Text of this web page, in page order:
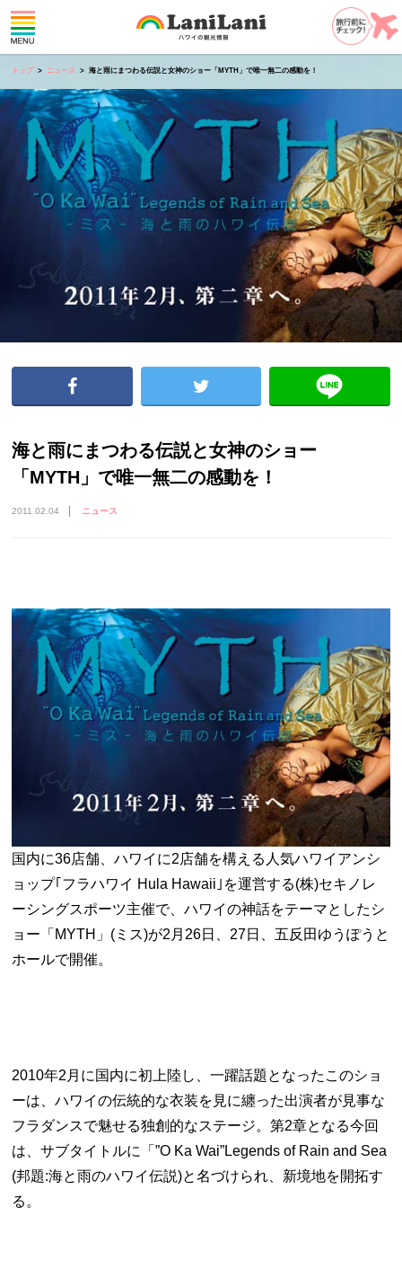
トップ ニュース 海と雨にまつわる伝説と女神のショー「MYTH」で唯一無二の感動を！
海と雨にまつわる伝説と女神のショー
「MYTH」で唯一無二の感動を！
2011.02.04 ニュース
国内に36店舗、ハワイに2店舗を構える人気ハワイアンシ
ョップ｢フラハワイ Hula Hawaii｣を運営する(株)セキノレ
ーシングスポーツ主催で、ハワイの神話をテーマとしたシ
ョー「MYTH」(ミス)が2月26日、27日、五反田ゆうぽうと
ホールで開催。
2010年2月に国内に初上陸し、一躍話題となったこのショ
ーは、ハワイの伝統的な衣装を見に纏った出演者が見事な
フラダンスで魅せる独創的なステージ。第2章となる今回
は、サブタイトルに「”O Ka Wai”Legends of Rain and Sea
(邦題:海と雨のハワイ伝説)と名づけられ、新境地を開拓す
る。